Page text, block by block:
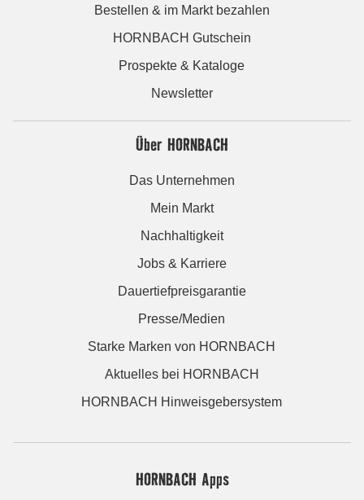
Bestellen & im Markt bezahlen
HORNBACH Gutschein
Prospekte & Kataloge
Newsletter
Über HORNBACH
Das Unternehmen
Mein Markt
Nachhaltigkeit
Jobs & Karriere
Dauertiefpreisgarantie
Presse/Medien
Starke Marken von HORNBACH
Aktuelles bei HORNBACH
HORNBACH Hinweisgebersystem
HORNBACH Apps